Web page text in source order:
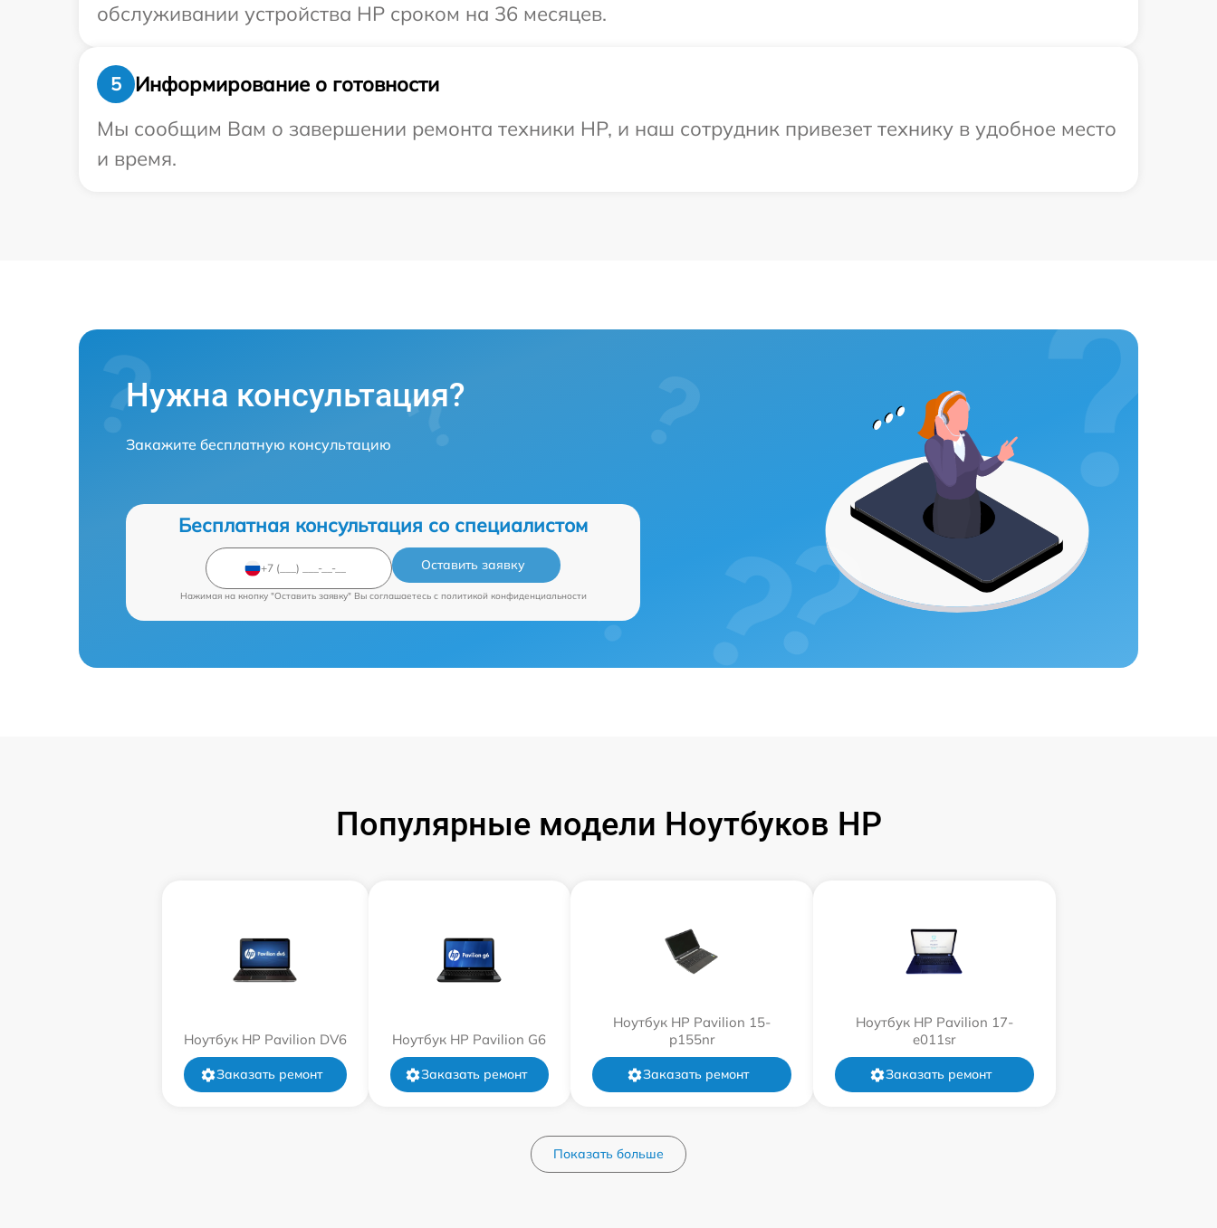
обслуживании устройства HP сроком на 36 месяцев.
5
Информирование о готовности
Мы сообщим Вам о завершении ремонта техники HP, и наш сотрудник привезет технику в удобное место
и время.
Нужна консультация?
Закажите бесплатную консультацию
Бесплатная консультация со специалистом
Оставить заявку
Нажимая на кнопку "Оставить заявку" Вы соглашаетесь c политикой конфиденциальности
Популярные модели Ноутбуков HP
Ноутбук HP Pavilion DV6
Заказать ремонт
Ноутбук HP Pavilion G6
Заказать ремонт
Ноутбук HP Pavilion 15-
p155nr
Заказать ремонт
Ноутбук HP Pavilion 17-
e011sr
Заказать ремонт
Показать больше